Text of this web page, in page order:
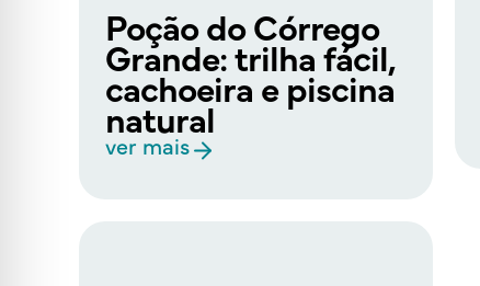
Poção do Córrego
Grande: trilha fácil,
cachoeira e piscina
natural
ver mais